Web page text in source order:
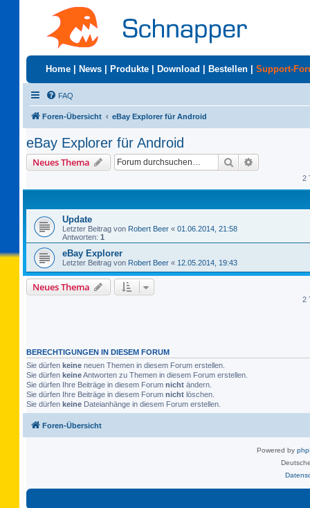
Home News Produkte Download Bestellen Support-
FAQ
Foren-Übersicht eBay Explorer für Android
eBay Explorer für Android
Neues Thema Suche
2
Update
Letzter Beitrag von Robert Beer « 01.06.2014, 21:58
Antworten: 1
eBay Explorer
Letzter Beitrag von Robert Beer « 12.05.2014, 19:43
Neues Thema
2
BERECHTIGUNGEN IN DIESEM FORUM
Sie dürfen keine neuen Themen in diesem Forum erstellen.
Sie dürfen keineAntworten zu Themen in diesem Forum erstellen.
Sie dürfen Ihre Beiträge in diesem Forum nicht ändern.
Sie dürfen Ihre Beiträge in diesem Forum nicht löschen.
Sie dürfen keine Dateianhänge in diesem Forum erstellen.
Foren-Übersicht
Powered by